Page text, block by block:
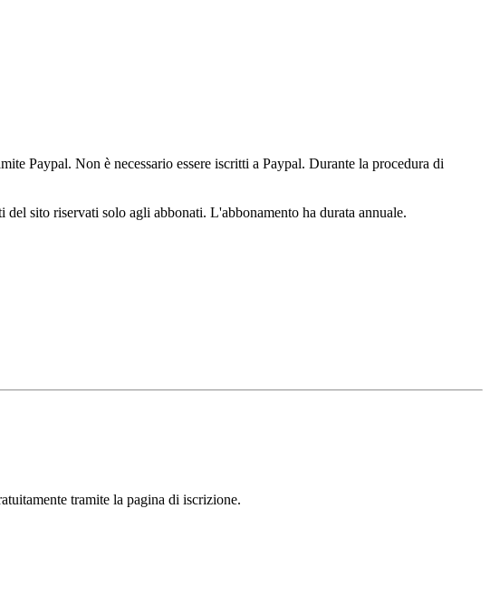
Paypal. Non è necessario essere iscritti a Paypal. Durante la procedura di
sito riservati solo agli abbonati. L'abbonamento ha durata annuale.
tramite la pagina di iscrizione.